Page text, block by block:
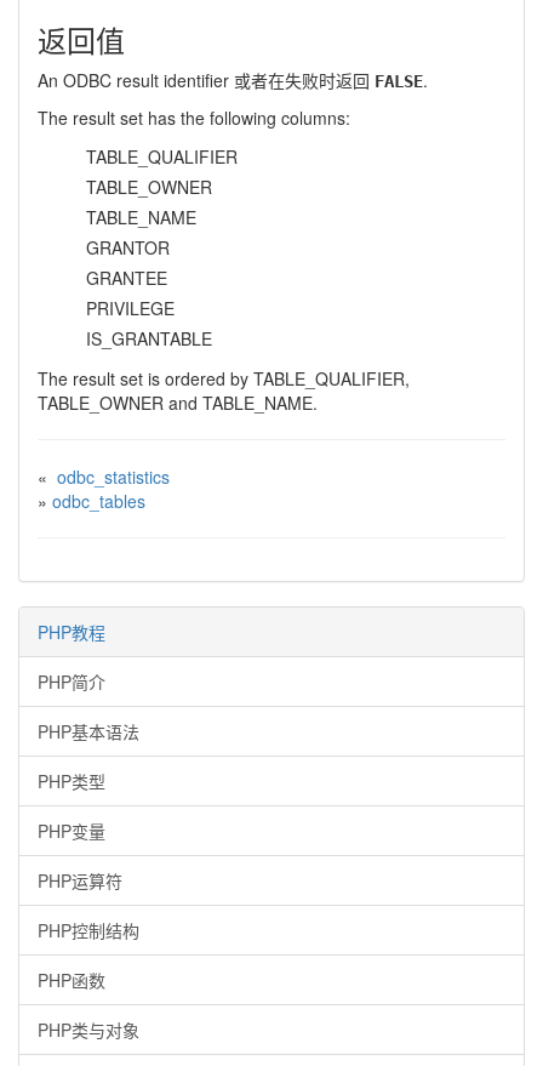
返回值
An ODBC result identifier 或者在失败时返回 FALSE.
The result set has the following columns:
TABLE_QUALIFIER
TABLE_OWNER
TABLE_NAME
GRANTOR
GRANTEE
PRIVILEGE
IS_GRANTABLE
The result set is ordered by TABLE_QUALIFIER,
TABLE_OWNER and TABLE_NAME.
« odbc_statistics
» odbc_tables
PHP教程
PHP简介
PHP基本语法
PHP类型
PHP变量
PHP运算符
PHP控制结构
PHP函数
PHP类与对象